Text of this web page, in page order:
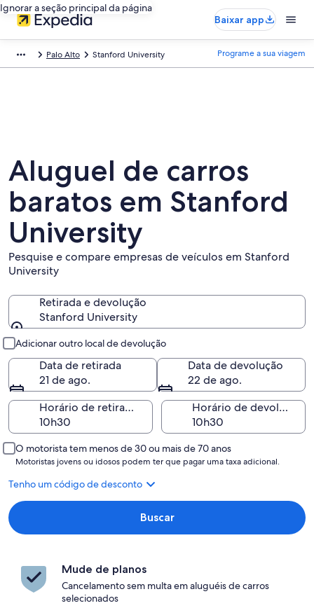
Ignorar a seção principal da página
Baixar app
Palo Alto Stanford University Programe a sua viagem
Aluguel de carros
baratos em Stanford
University
Pesquise e compare empresas de veículos em Stanford
University
Retirada e devolução
Stanford University
Adicionar outro local de devolução
Data de retirada
21 de ago.
Data de devolução
22 de ago.
Horário de retirada
Horário de devolução
O motorista tem menos de 30 ou mais de 70 anos
Motoristas jovens ou idosos podem ter que pagar uma taxa adicional.
Tenho um código de desconto
Buscar
Mude de planos
Cancelamento sem multa em aluguéis de carros
selecionados